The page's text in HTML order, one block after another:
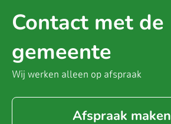
Contact met de
gemeente
Wij werken alleen op afspraak
Afspraak maken